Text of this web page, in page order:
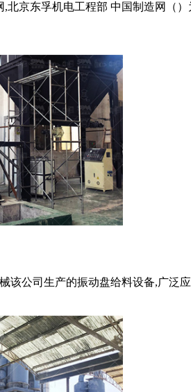
北京东孚机电工程部 中国制造网（
该公司生产的振动盘给料设备,广泛